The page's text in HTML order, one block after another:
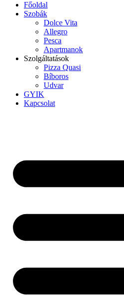
Főoldal
Szobák
Dolce Vita
Allegro
Pesca
Apartmanok
Szolgáltatások
Pizza Quasi
Bíboros
Udvar
GYIK
Kapcsolat